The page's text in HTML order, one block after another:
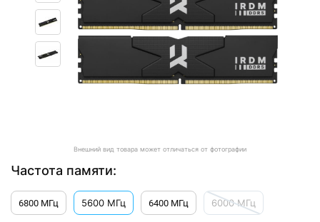
Внешний вид товара может отличаться от фотографии
Частота памяти:
6800 МГц 5600 МГц 6400 МГц 6000 МГц